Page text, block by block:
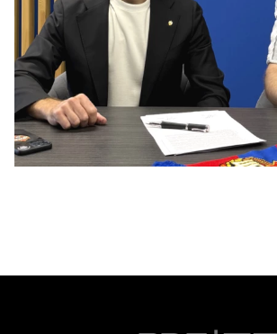
Капитан – с нами!
2 ИЮНЯ 2026 12:55